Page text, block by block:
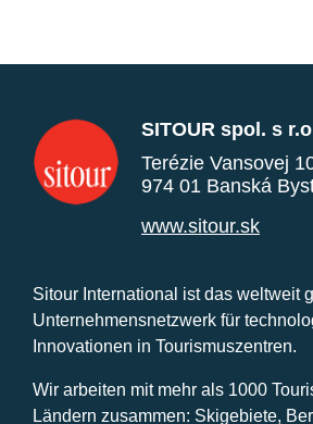
SITOUR spol. s
Terézie Vansovej
974 01 Banská
www.sitour.sk
Sitour International ist das weltweit
Unternehmensnetzwerk für
Innovationen in Tourismuszentren.
Wir arbeiten mit mehr als 1000
Ländern zusammen: Skigebiete,